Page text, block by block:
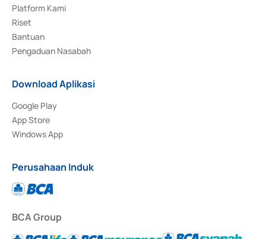
Platform Kami
Riset
Bantuan
Pengaduan Nasabah
Download Aplikasi
Google Play
App Store
Windows App
Perusahaan Induk
BCA Group